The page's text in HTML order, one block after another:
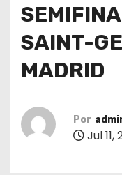
SAINT-
MADRID
Por
Jul 11,